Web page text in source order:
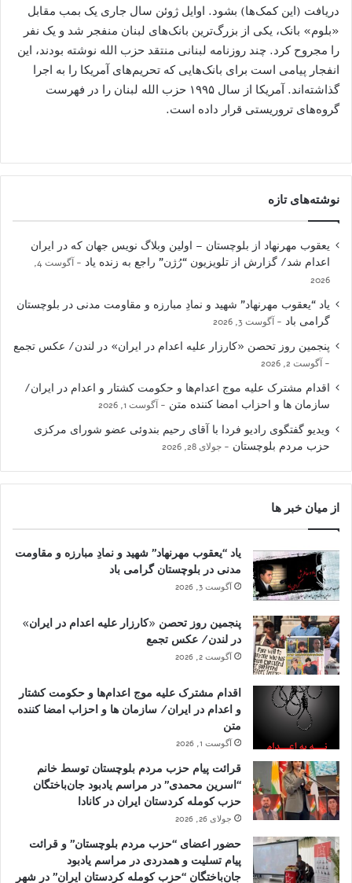
دریافت (این کمک‌ها) بشود. اوایل ژوئن سال جاری یک بمب مقابل
«بلوم» بانک، یکی از بزرگ‌ترین بانک‌های لبنان منفجر شد و یک نفر
را مجروح کرد. چند روزنامه لبنانی منتقد حزب الله نوشته بودند، این
انفجار پیامی است برای بانک‌هایی که تحریم‌های آمریکا را به اجرا
گذاشته‌اند. آمریکا از سال ۱۹۹۵ حزب الله لبنان را در فهرست
گروه‌های تروریستی قرار داده است.
نوشته‌های تازه
یعقوب مهرنهاد از بلوچستان – اولین وبلاگ نویس جهان که در ایران
اعدام شد/ گزارش از تلویزیون “رُژن” راجع به زنده یاد
آگوست 4,
2026
یاد “یعقوب مهرنهاد” شهید و نمادِ مبارزه و مقاومت مدنی در بلوچستان
گرامی باد
آگوست 3, 2026
پنجمین روز تحصن «کارزار علیه اعدام در ایران» در لندن/ عکس تجمع
آگوست 2, 2026
اقدام مشترک علیه موج اعدام‌ها و حکومت کشتار و اعدام در ایران/
سازمان ها و احزاب امضا کننده متن
آگوست 1, 2026
ویدیو گفتگوی رادیو فردا با آقای رحیم بندوئی عضو شورای مرکزی
حزب مردم بلوچستان
جولای 28, 2026
از میان خبر ها
یاد “یعقوب مهرنهاد” شهید و نمادِ مبارزه و مقاومت
مدنی در بلوچستان گرامی باد
آگوست 3, 2026
پنجمین روز تحصن «کارزار علیه اعدام در ایران»
در لندن/ عکس تجمع
آگوست 2, 2026
اقدام مشترک علیه موج اعدام‌ها و حکومت کشتار
و اعدام در ایران/ سازمان ها و احزاب امضا کننده
متن
آگوست 1, 2026
قرائت پیام حزب مردم بلوچستان توسط خانم
“اسرین محمدی” در مراسم یادبود جان‌باختگان
حزب کومله کردستان ایران در کانادا
جولای 26, 2026
حضور اعضای “حزب مردم بلوچستان” و قرائت
پیام تسلیت و همدردی در مراسم یادبود
جان‌باختگان “حزب کومله کردستان ایران” در شهر